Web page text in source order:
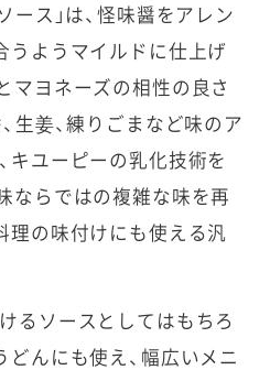
ス」は、怪味醤をアレン
うようマイルドに仕上げ
マヨネーズの相性の良さ
生姜、練りごまなど味のア
キユーピーの乳化技術を
ならではの複雑な味を再
理の味付けにも使える汎
るソースとしてはもちろ
どんにも使え、幅広いメニ